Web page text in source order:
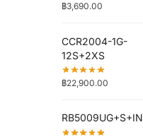
฿3,690.00
CCR2004-1G-
12S+2XS
฿22,900.00
RB5009UG+S+IN